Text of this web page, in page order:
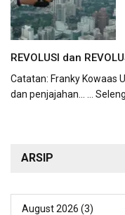
REVOLUSI dan
Catatan: Franky Kowaas
dan penjajahan...
...
ARSIP
August 2026 (3)